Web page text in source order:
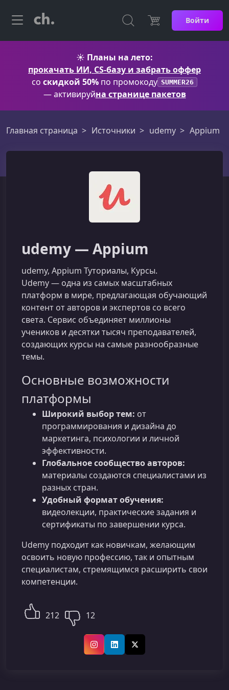
Войти
☀️ Планы на лето:
прокачать ИИ, CS-базу и забрать оффер
со скидкой 50% по промокоду SUMMER26
— активируйна странице пакетов
Главная страница Источники udemy Appium
udemy — Appium
udemy, Appium Туториалы, Курсы.
Udemy — одна из самых масштабных
платформ в мире, предлагающая обучающий
контент от авторов и экспертов со всего
света. Сервис объединяет миллионы
учеников и десятки тысяч преподавателей,
создающих курсы на самые разнообразные
темы.
Основные возможности
платформы
Широкий выбор тем: от
программирования и дизайна до
маркетинга, психологии и личной
эффективности.
Глобальное сообщество авторов:
материалы создаются специалистами из
разных стран.
Удобный формат обучения:
видеолекции, практические задания и
сертификаты по завершении курса.
Udemy подходит как новичкам, желающим
освоить новую профессию, так и опытным
специалистам, стремящимся расширить свои
компетенции.
212 12
InstagramLinkedInX (Twitter)